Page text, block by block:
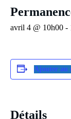
avril 4 @ 10h00 -
Ajouter au
Détails